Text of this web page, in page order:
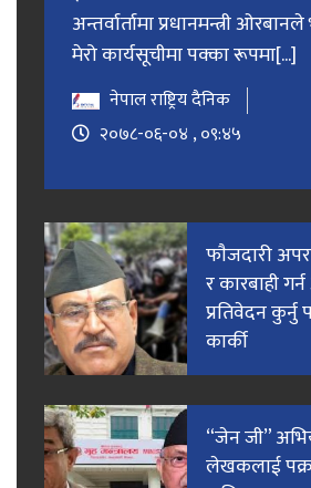
अन्तर्वार्तामा प्रधानमन्त्री
मेरो कार्यसूचीमा पक्का रूपमा[...]
नेपाल राष्ट्रिय दैनिक
२०७८-०६-०४ , ०९:४५
फाैजदारी
र कारबाही
प्रतिवेदन कुर्नु
कार्की
“जेन जी”
लेखकलाई